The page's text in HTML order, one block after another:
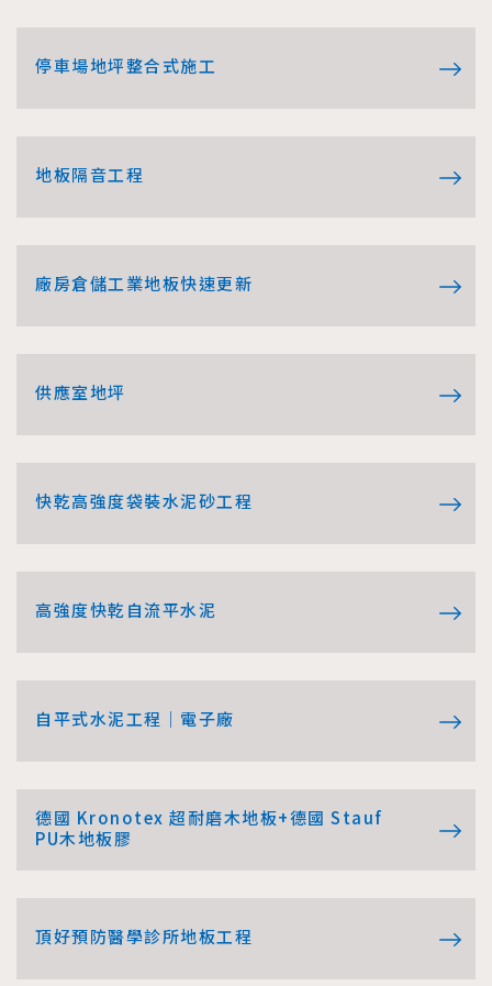
停車場地坪整合式施工
地板隔音工程
廠房倉儲工業地板快速更新
供應室地坪
快乾高強度袋裝水泥砂工程
高強度快乾自流平水泥
自平式水泥工程｜電子廠
德國 Kronotex 超耐磨木地板+德國 Stauf
PU木地板膠
頂好預防醫學診所地板工程